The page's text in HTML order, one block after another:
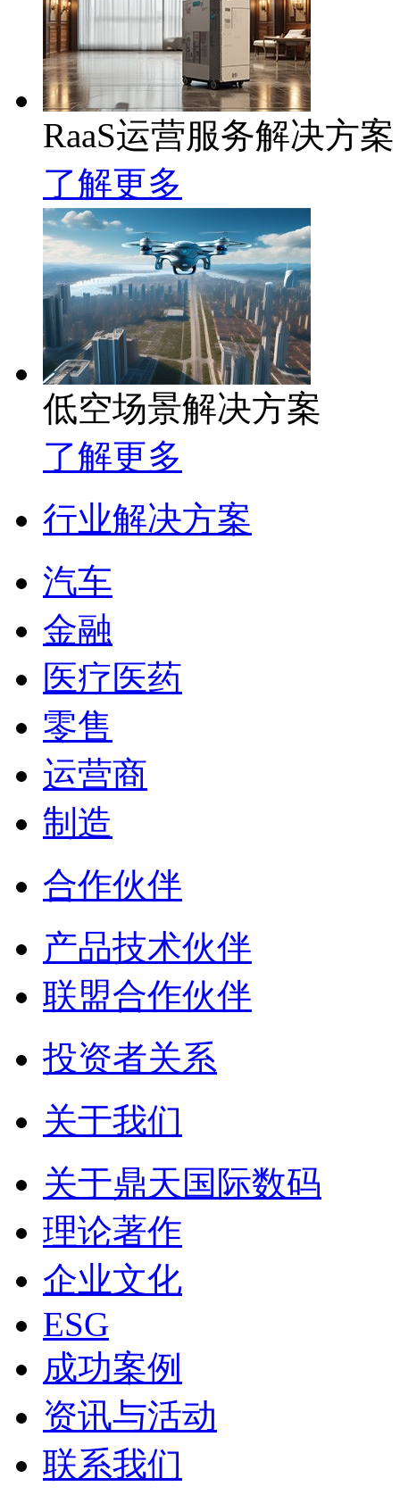
RaaS运营服务解决方案
了解更多
低空场景解决方案
了解更多
行业解决方案
汽车
金融
医疗医药
零售
运营商
制造
合作伙伴
产品技术伙伴
联盟合作伙伴
投资者关系
关于我们
关于鼎天国际数码
理论著作
企业文化
ESG
成功案例
资讯与活动
联系我们